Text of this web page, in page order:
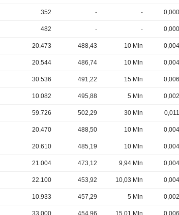
352 - -
482 - -
20.473 488,43 10 Mln
20.544 486,74 10 Mln
30.536 491,22 15 Mln
10.082 495,88 5 Mln
59.726 502,29 30 Mln
20.470 488,50 10 Mln
20.610 485,19 10 Mln
21.004 473,12 9,94 Mln
22.100 453,92 10,03 Mln
10.933 457,29 5 Mln
33.000 454,96 15,01 Mln